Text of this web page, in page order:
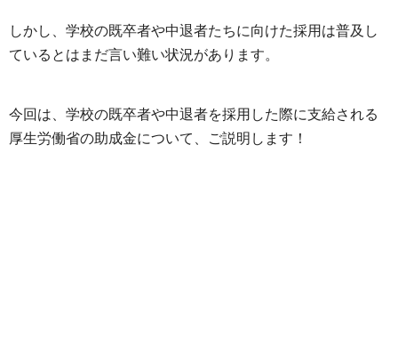
しかし、学校の既卒者や中退者たちに向けた採用は普及し
ているとはまだ言い難い状況があります。
今回は、学校の既卒者や中退者を採用した際に支給される
厚生労働省の助成金について、ご説明します！